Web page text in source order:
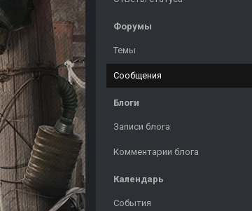
Форумы
Темы
Сообщения
Блоги
Записи блога
Комментарии блога
Календарь
События